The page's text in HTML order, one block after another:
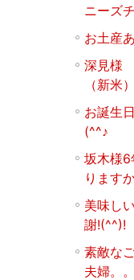
ニーズ
お土産
深見様
（新米
お誕生
(^^♪
坂木様6
ります
美味し
謝!(^^)!
素敵な
夫婦。